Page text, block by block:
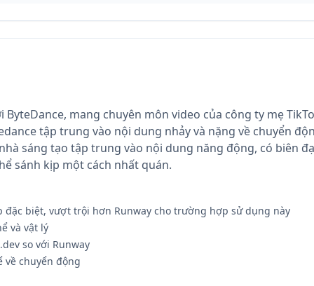
mang chuyên môn video của công ty mẹ
tập trung vào nội dung nhảy và nặng về chuyển
sáng tạo tập trung vào nội dung năng động, có biên
sánh kịp một cách nhất quán.
đặc biệt, vượt trội hơn Runway cho trường hợp sử dụng này
và vật lý
so với Runway
về chuyển động